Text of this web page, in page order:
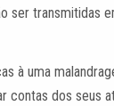
ser transmitidas
à uma
dos seus